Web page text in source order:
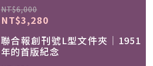
NT$6,000
NT$3,280
聯合報創刊號L型文件夾｜1951
年的首版紀念